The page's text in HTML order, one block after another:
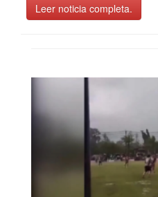
Leer noticia completa.